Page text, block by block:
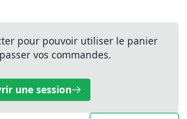
pour pouvoir utiliser le panier
vos commandes.
une session